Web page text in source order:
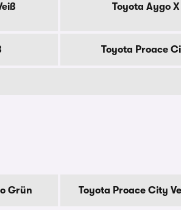
Toyota Aygo
Toyota Proace
Grün Toyota Proace City